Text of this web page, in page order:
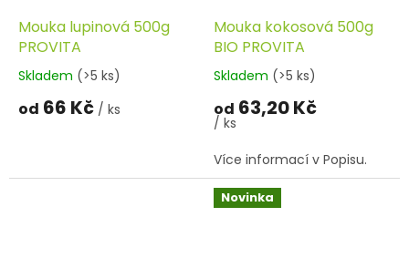
Mouka lupinová 500g
PROVITA
Skladem (>5 ks)
od 66 Kč / ks
Mouka kokosová 500g
BIO PROVITA
Skladem (>5 ks)
od 63,20 Kč
/ ks
Více informací v Popisu.
Novinka